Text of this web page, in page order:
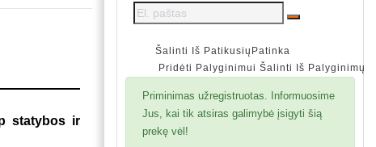
Šalinti Iš Patikusių Patinka
Pridėti Palyginimui Šalinti Iš Palyginimų
Priminimas užregistruotas. Informuosime
Jus, kai tik atsiras galimybė įsigyti šią
prekę vėl!
statybos ir